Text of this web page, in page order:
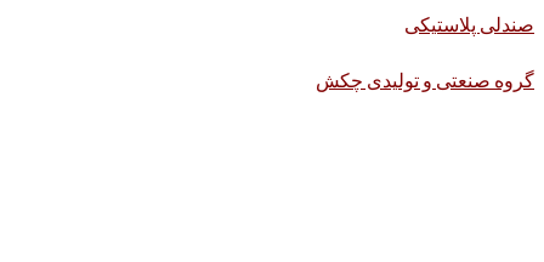
صندلی پلاستیکی
گروه صنعتی و تولیدی چکش